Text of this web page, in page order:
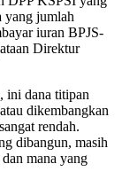
yang jumlah
iuran BPJS-
Direktur
ini dana titipan
dikembangkan
rendah.
dibangun, masih
mana yang